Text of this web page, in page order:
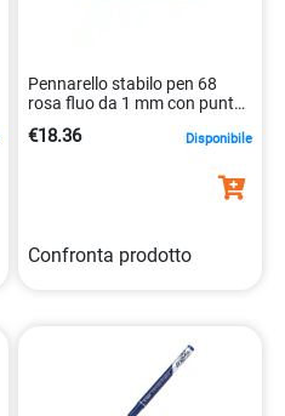
Pennarello stabilo pen 68
rosa fluo da 1 mm con punta
€18.36 Disponibile
Confronta prodotto